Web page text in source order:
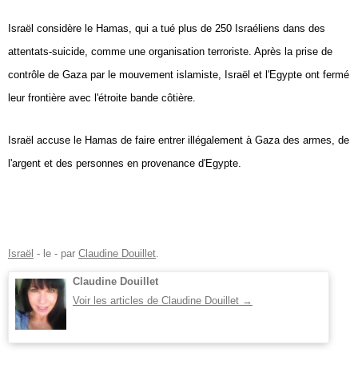
Israël considère le Hamas, qui a tué plus de 250 Israéliens dans des
attentats-suicide, comme une organisation terroriste. Après la prise de
contrôle de Gaza par le mouvement islamiste, Israël et l'Egypte ont fermé
leur frontière avec l'étroite bande côtière.
Israël accuse le Hamas de faire entrer illégalement à Gaza des armes, de
l'argent et des personnes en provenance d'Egypte.
Israël - le - par Claudine Douillet.
Claudine Douillet
Voir les articles de Claudine Douillet →